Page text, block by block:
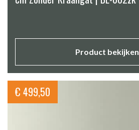
Product bekijken
€ 499,50